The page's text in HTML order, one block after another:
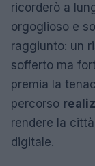
ricorderò a
orgoglioso e
raggiunto: un
sofferto ma
premia la
percorso
rendere la
digitale.